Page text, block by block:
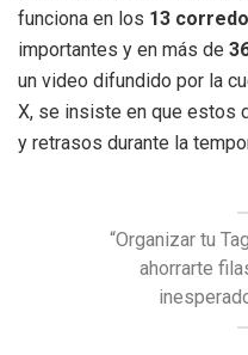
funciona en los 13
importantes y en más de
un video difundido por la
X, se insiste en que estos
y retrasos durante la
“Organizar tu
ahorrarte